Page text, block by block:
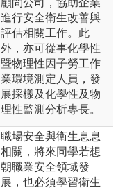
進行安全衛生改善與
評估相關工作。此
外，亦可從事化學性
暨物理性因子勞工作
業環境測定人員，發
展採樣及化學性及物
理性監測分析專長。
職場安全與衛生息息
相關，將來同學若想
朝職業安全領域發
展，也必須學習衛生